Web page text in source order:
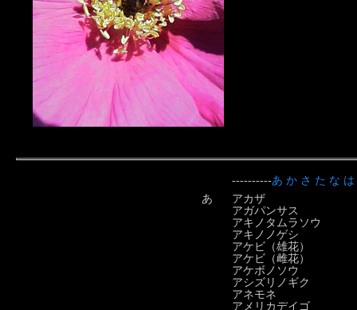
----------あ か さ た な は
あ
アカザ
アガパンサス
アキノタムラソウ
アキノノゲシ
アケビ（雄花）
アケビ（雌花）
アケボノソウ
アシズリノギク
アネモネ
アメリカデイゴ